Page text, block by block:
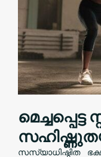
മെച്ചപ്പെട്ട
സസ്യാധിഷ്ഠിത